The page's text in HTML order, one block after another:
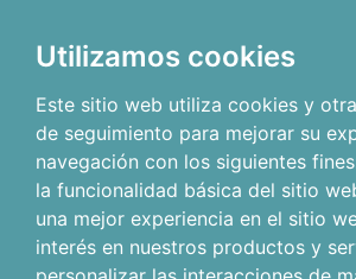
Utilizamos cookies
Este sitio web utiliza cookies y
de seguimiento para mejorar su
navegación con los siguientes
la funcionalidad básica del sitio
una mejor experiencia en el sitio
interés en nuestros productos y